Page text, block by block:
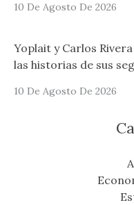
10 De Agosto De 2026
Yoplait y Carlos
las historias de sus
10 De Agosto De 2026